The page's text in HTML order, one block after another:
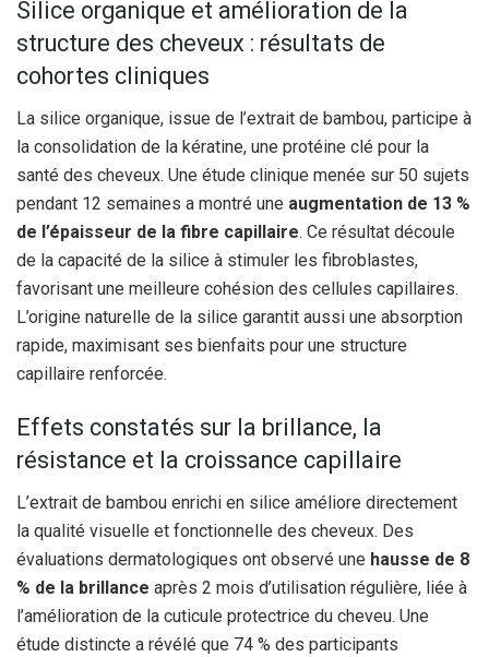
Silice organique et amélioration de la
structure des cheveux : résultats de
cohortes cliniques
La silice organique, issue de l’extrait de bambou, participe à
la consolidation de la kératine, une protéine clé pour la
santé des cheveux. Une étude clinique menée sur 50 sujets
pendant 12 semaines a montré une augmentation de 13 %
de l’épaisseur de la fibre capillaire. Ce résultat découle
de la capacité de la silice à stimuler les fibroblastes,
favorisant une meilleure cohésion des cellules capillaires.
L’origine naturelle de la silice garantit aussi une absorption
rapide, maximisant ses bienfaits pour une structure
capillaire renforcée.
Effets constatés sur la brillance, la
résistance et la croissance capillaire
L’extrait de bambou enrichi en silice améliore directement
la qualité visuelle et fonctionnelle des cheveux. Des
évaluations dermatologiques ont observé une hausse de 8
% de la brillance après 2 mois d’utilisation régulière, liée à
l’amélioration de la cuticule protectrice du cheveu. Une
étude distincte a révélé que 74 % des participants